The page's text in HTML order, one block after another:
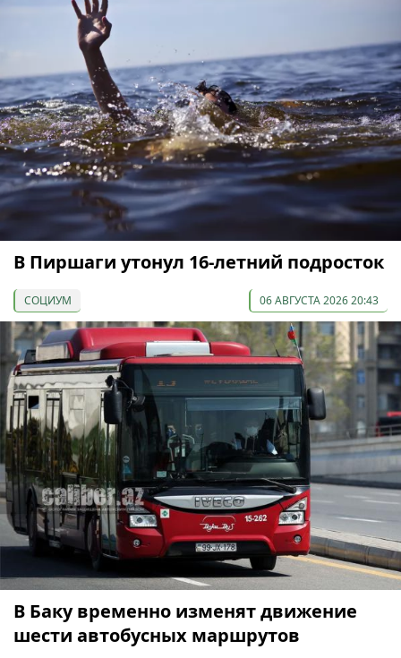
В Пиршаги утонул 16-летний подросток
СОЦИУМ 06 АВГУСТА 2026 20:43
В Баку временно изменят движение
шести автобусных маршрутов